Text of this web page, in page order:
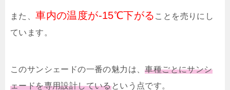
また、車内の温度が-15℃下がる ことを売りにし
ています。
このサンシェードの一番の魅力は、車種ごとにサンシ
ェードを専用設計しているという点です。